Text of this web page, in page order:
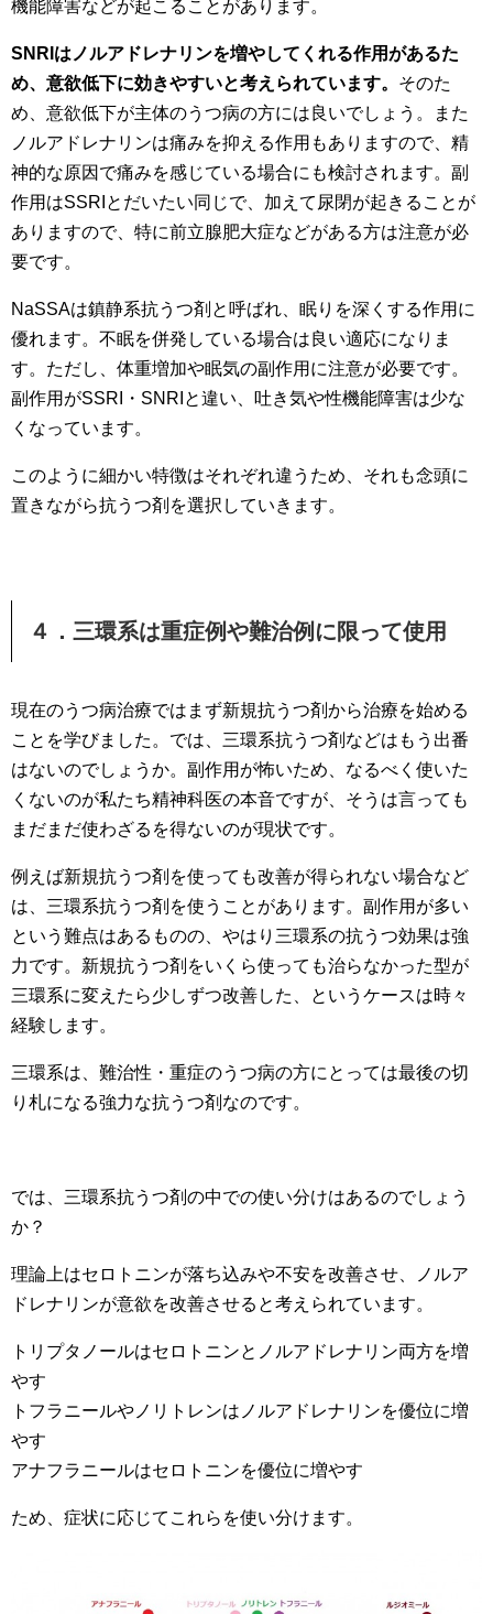
機能障害などが起こることがあります。
SNRIはノルアドレナリンを増やしてくれる作用があるた
め、意欲低下に効きやすいと考えられています。 そのた
め、意欲低下が主体のうつ病の方には良いでしょう。また
ノルアドレナリンは痛みを抑える作用もありますので、精
神的な原因で痛みを感じている場合にも検討されます。副
作用はSSRIとだいたい同じで、加えて尿閉が起きることが
ありますので、特に前立腺肥大症などがある方は注意が必
要です。
NaSSAは鎮静系抗うつ剤と呼ばれ、眠りを深くする作用に
優れます。不眠を併発している場合は良い適応になりま
す。ただし、体重増加や眠気の副作用に注意が必要です。
副作用がSSRI・SNRIと違い、吐き気や性機能障害は少な
くなっています。
このように細かい特徴はそれぞれ違うため、それも念頭に
置きながら抗うつ剤を選択していきます。
４．三環系は重症例や難治例に限って使用
現在のうつ病治療ではまず新規抗うつ剤から治療を始める
ことを学びました。では、三環系抗うつ剤などはもう出番
はないのでしょうか。副作用が怖いため、なるべく使いた
くないのが私たち精神科医の本音ですが、そうは言っても
まだまだ使わざるを得ないのが現状です。
例えば新規抗うつ剤を使っても改善が得られない場合など
は、三環系抗うつ剤を使うことがあります。副作用が多い
という難点はあるものの、やはり三環系の抗うつ効果は強
力です。新規抗うつ剤をいくら使っても治らなかった型が
三環系に変えたら少しずつ改善した、というケースは時々
経験します。
三環系は、難治性・重症のうつ病の方にとっては最後の切
り札になる強力な抗うつ剤なのです。
では、三環系抗うつ剤の中での使い分けはあるのでしょう
か？
理論上はセロトニンが落ち込みや不安を改善させ、ノルア
ドレナリンが意欲を改善させると考えられています。
トリプタノールはセロトニンとノルアドレナリン両方を増
やす
トフラニールやノリトレンはノルアドレナリンを優位に増
やす
アナフラニールはセロトニンを優位に増やす
ため、症状に応じてこれらを使い分けます。